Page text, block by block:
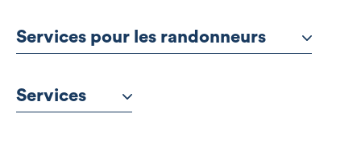
Services pour les randonneurs
Services